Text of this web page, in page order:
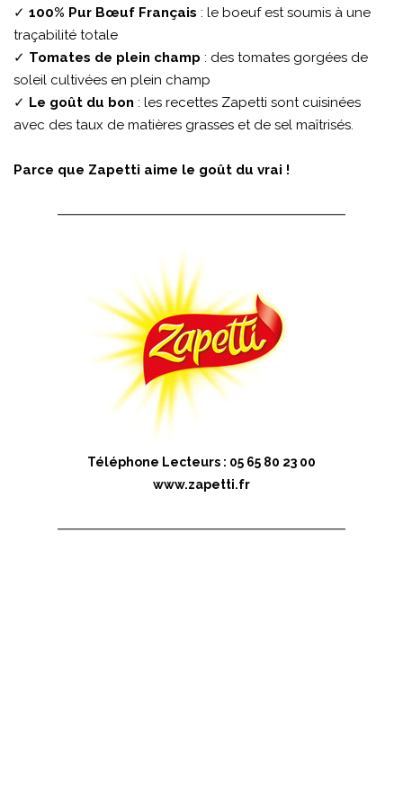
✓ 100% Pur Bœuf Français : le boeuf est soumis à une
traçabilité totale
✓ Tomates de plein champ : des tomates gorgées de
soleil cultivées en plein champ
✓ Le goût du bon : les recettes Zapetti sont cuisinées
avec des taux de matières grasses et de sel maîtrisés.
Parce que Zapetti aime le goût du vrai !
Téléphone Lecteurs : 05 65 80 23 00
www.zapetti.fr